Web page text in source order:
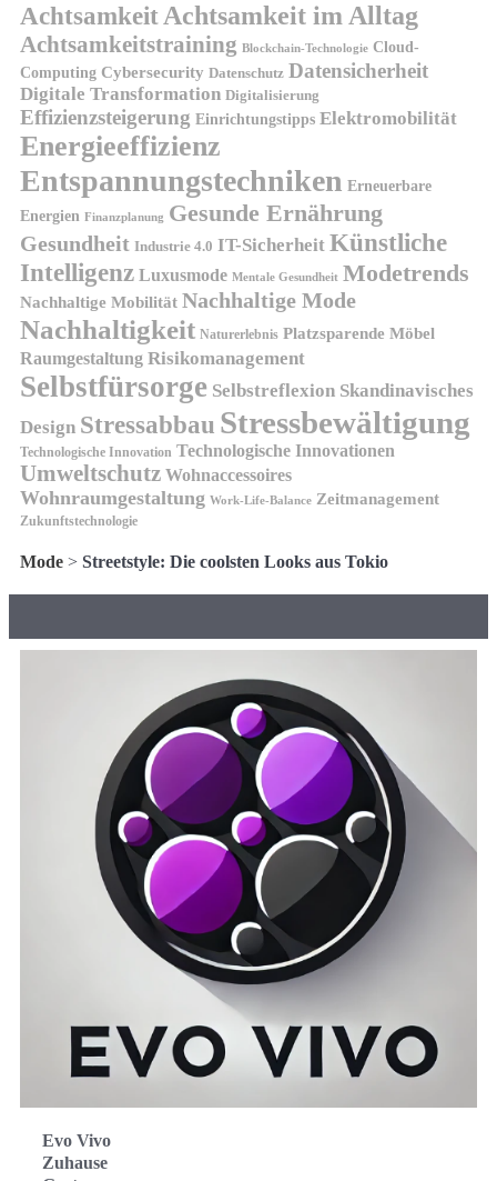
AchtsamkeitAchtsamkeit im Alltag
Achtsamkeitstraining Blockchain-Technologie Cloud-
Computing Cybersecurity Datenschutz Datensicherheit
Digitale Transformation Digitalisierung
Effizienzsteigerung Einrichtungstipps Elektromobilität
Energieeffizienz
Entspannungstechniken Erneuerbare
Energien Finanzplanung Gesunde Ernährung
Gesundheit Industrie 4.0 IT-Sicherheit Künstliche
Intelligenz Luxusmode Mentale Gesundheit Modetrends
Nachhaltige Mobilität Nachhaltige Mode
Nachhaltigkeit Naturerlebnis Platzsparende Möbel
Raumgestaltung Risikomanagement
Selbstfürsorge Selbstreflexion Skandinavisches
Design Stressabbau Stressbewältigung
Technologische Innovation Technologische Innovationen
Umweltschutz Wohnaccessoires
Wohnraumgestaltung Work-Life-Balance Zeitmanagement
Zukunftstechnologie
Mode > Streetstyle: Die coolsten Looks aus Tokio
Evo Vivo
Zuhause